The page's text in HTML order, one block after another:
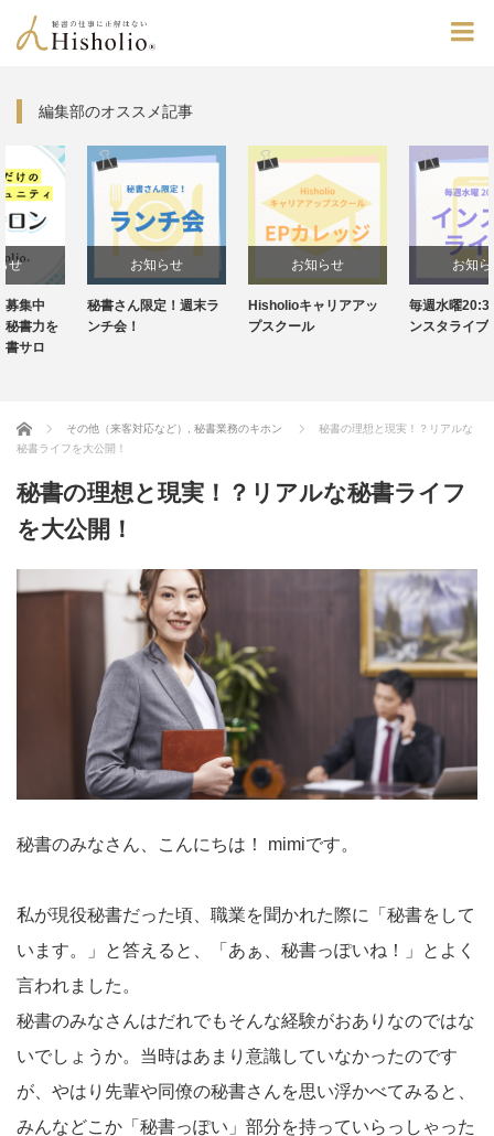
編集部のオススメ記事
秘書さん限定！週末ラ
ンチ会！
Hisholioキャリアアッ
毎週水曜20:30～！イ
ンスタライブ
Home その他（来客対応など） 秘書業務のキホン
秘書の理想と現実！？リアルな
秘書ライフを大公開！
秘書の理想と現実！？リアルな秘書ライフ
を大公開！
秘書のみなさん、こんにちは！ mimiです。
私が現役秘書だった頃、職業を聞かれた際に「秘書をして
います。」と答えると、「あぁ、秘書っぽいね！」とよく
言われました。
秘書のみなさんはだれでもそんな経験がおありなのではな
いでしょうか。当時はあまり意識していなかったのです
が、やはり先輩や同僚の秘書さんを思い浮かべてみると、
みんなどこか「秘書っぽい」部分を持っていらっしゃった